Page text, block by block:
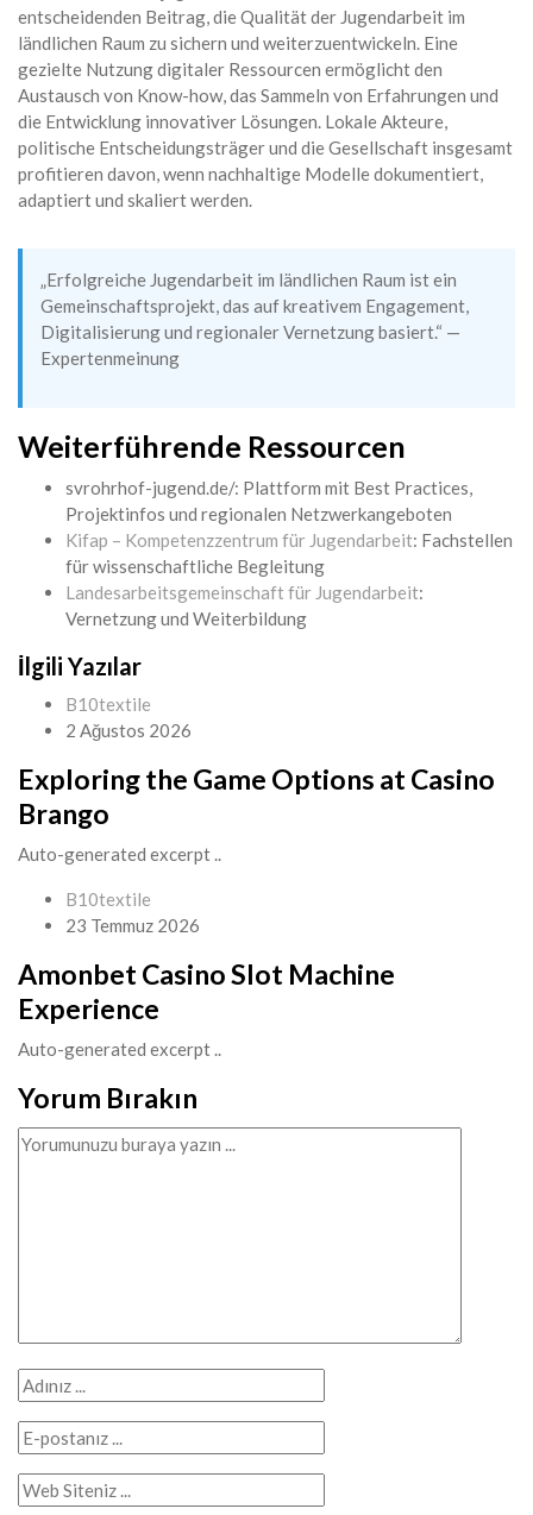
entscheidenden Beitrag, die Qualität der Jugendarbeit im
ländlichen Raum zu sichern und weiterzuentwickeln. Eine
gezielte Nutzung digitaler Ressourcen ermöglicht den
Austausch von Know-how, das Sammeln von Erfahrungen und
die Entwicklung innovativer Lösungen. Lokale Akteure,
politische Entscheidungsträger und die Gesellschaft insgesamt
profitieren davon, wenn nachhaltige Modelle dokumentiert,
adaptiert und skaliert werden.
„Erfolgreiche Jugendarbeit im ländlichen Raum ist ein
Gemeinschaftsprojekt, das auf kreativem Engagement,
Digitalisierung und regionaler Vernetzung basiert.“ —
Expertenmeinung
Weiterführende Ressourcen
svrohrhof-jugend.de/: Plattform mit Best Practices,
Projektinfos und regionalen Netzwerkangeboten
Kifap – Kompetenzzentrum für Jugendarbeit: Fachstellen
für wissenschaftliche Begleitung
Landesarbeitsgemeinschaft für Jugendarbeit:
Vernetzung und Weiterbildung
İlgili Yazılar
B10textile
2 Ağustos 2026
Exploring the Game Options at Casino
Brango
Auto-generated excerpt ..
B10textile
23 Temmuz 2026
Amonbet Casino Slot Machine
Experience
Auto-generated excerpt ..
Yorum Bırakın